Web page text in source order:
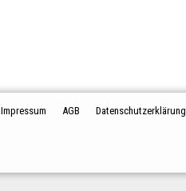
Datenschutzerklärung
AGB
Impressum